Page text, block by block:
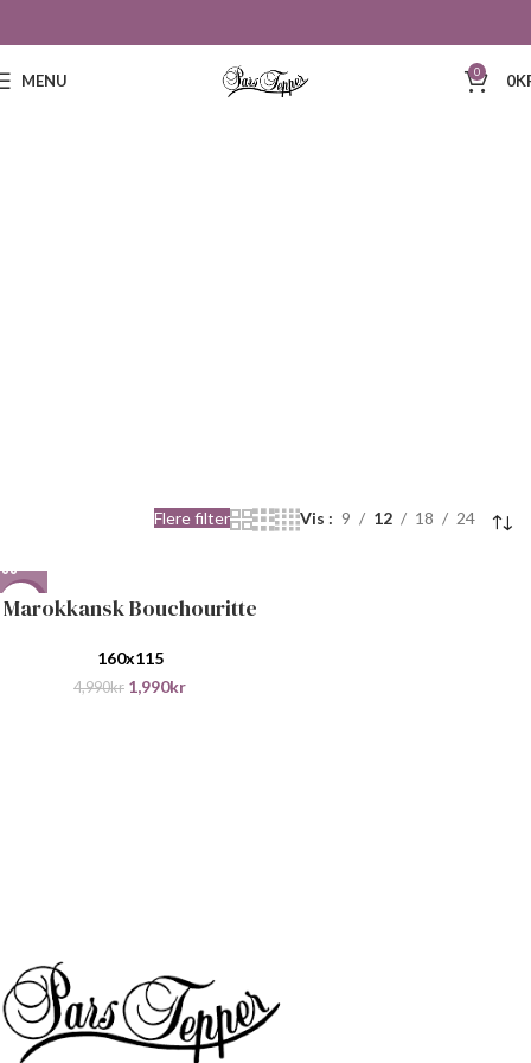
MENU 0 0
Flere filter Vis 9 12 18 24
-60%
Marokkansk Bouchouritte
160x115
4,990kr 1,990kr